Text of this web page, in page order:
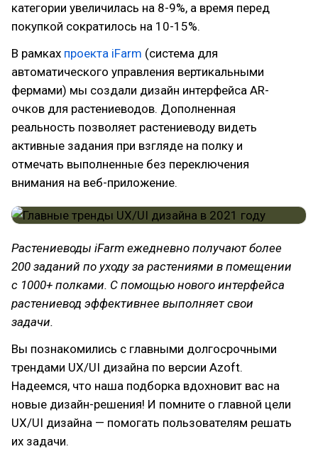
категории увеличилась на 8-9%, а время перед
покупкой сократилось на 10-15%.
В рамках проекта iFarm (система для
автоматического управления вертикальными
фермами) мы создали дизайн интерфейса AR-
очков для растениеводов. Дополненная
реальность позволяет растениеводу видеть
активные задания при взгляде на полку и
отмечать выполненные без переключения
внимания на веб-приложение.
Растениеводы iFarm ежедневно получают более
200 заданий по уходу за растениями в помещении
с 1000+ полками. С помощью нового интерфейса
растениевод эффективнее выполняет свои
задачи.
Вы познакомились с главными долгосрочными
трендами UX/UI дизайна по версии Azoft.
Надеемся, что наша подборка вдохновит вас на
новые дизайн-решения! И помните о главной цели
UX/UI дизайна — помогать пользователям решать
их задачи.